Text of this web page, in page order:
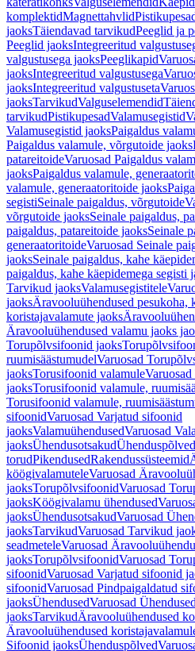
komplektidMagnettahvlid
jaoksTäiendavad tarvikudPeeglid ja
Peeglid jaoksIntegreeritud
valgustusega jaoksPeeglikapid
jaoksIntegreeritud valgustusega
jaoksIntegreeritud valgustuseta
jaoksTarvikudValguselemendid
tarvikudPistikupesadValamusegistid
Valamusegistid jaoksPaigaldus
Paigaldus valamule, võrgutoide jaoks
patareitoideVaruosad Paigaldus
jaoksPaigaldus valamule,
valamule, generaatoritoide jaoks
segistiSeinale paigaldus, võrgutoide
võrgutoide jaoksSeinale paigaldus,
paigaldus, patareitoide jaoksSeinale
generaatoritoideVaruosad Seinale
jaoksSeinale paigaldus, kahe
paigaldus, kahe käepidemega segisti
Tarvikud jaoksValamusegistitele
jaoksÄravooluühendused pesukoha,
koristajavalamute jaoks
Äravooluühendused valamu jaoks
Torupõlvsifoonid jaoks
ruumisäästumudelVaruosad
jaoksTorusifoonid valamule
jaoksTorusifoonid valamule,
Torusifoonid valamule,
sifoonidVaruosad Varjatud sifoonid
jaoksValamuühendusedVaruosad
jaoksÜhendusotsakudÜhenduspõlved
torudPikendusedRakendussüsteemid
köögivalamuteleVaruosad
jaoksTorupõlvsifoonidVaruosad
jaoksKöögivalamu ühendused
jaoksÜhendusotsakudVaruosad
jaoksTarvikudVaruosad Tarvikud
seadmeteleVaruosad
jaoksTorupõlvsifoonidVaruosad
sifoonidVaruosad Varjatud sifoonid
sifoonidVaruosad Pindpaigaldatud
jaoksÜhendusedVaruosad Ühendused
jaoksTarvikudÄravooluühendused
Äravooluühendused
Sifoonid jaoksÜhenduspõlved